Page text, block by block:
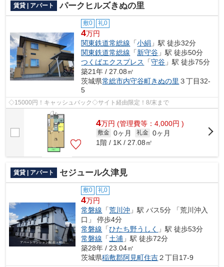
賃貸 | アパート パークヒルズきぬの里
敷0 礼0
4万円
関東鉄道常総線 「小絹 」駅 徒歩32分
関東鉄道常総線 「新守谷 」駅 徒歩50分
つくばエクスプレス
「守谷 」駅 徒歩75分
築21年 / 27.08㎡
茨城県常総市内守谷町きぬの里 ３丁目32-
5
◇15000円！キャッシュバック◇サイト経由限定！8/末まで
4万円 (管理費等：4,000円 )
敷金 0ヶ月 礼金 0ヶ月
1階 / 1K / 27.08㎡
賃貸 | アパート セジュール久津見
敷0 礼0
4万円
常磐線 「荒川沖 」駅 バス5分 「荒川沖入
口」 停歩4分
常磐線 「ひたち野うしく
」駅 徒歩53分
常磐線 「土浦 」駅 徒歩72分
築28年 / 23.04㎡
茨城県稲敷郡阿見町住吉２丁目17-9